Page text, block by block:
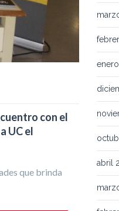
con el
UC el
que brinda
abril